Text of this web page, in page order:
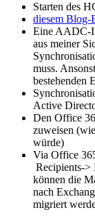
Starten des
diesem Blog-
Eine AADC-
aus meiner
muss.
bestehenden
Active
Den Office
zuweisen
würde)
Via Office
Recipients->
können die
nach
migriert